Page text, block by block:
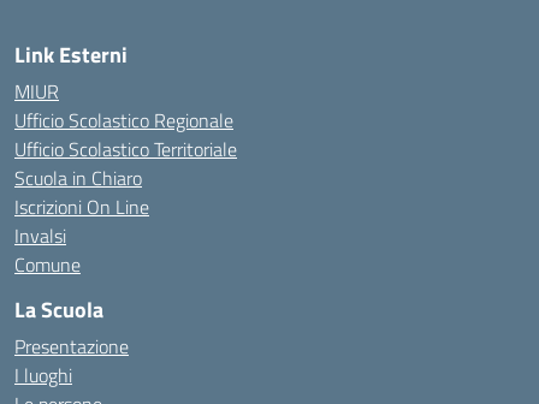
Link Esterni
MIUR
Ufficio Scolastico Regionale
Ufficio Scolastico Territoriale
Scuola in Chiaro
Iscrizioni On Line
Invalsi
Comune
La Scuola
Presentazione
I luoghi